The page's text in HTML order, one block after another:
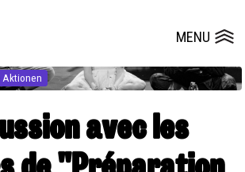
MENU
Dépôts de dossiers
Aktionen
avec les